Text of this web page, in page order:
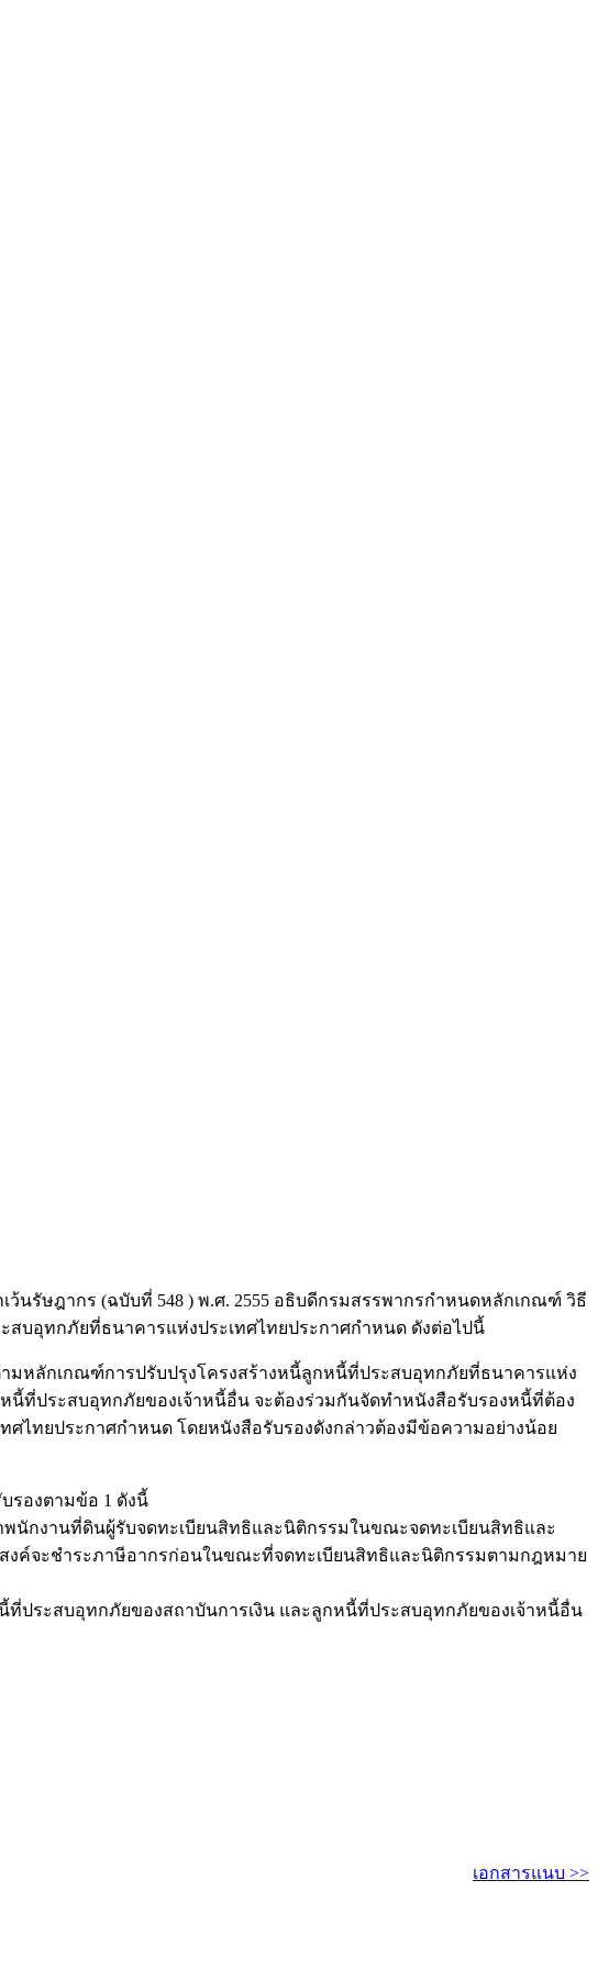
ฎากร (ฉบับที่ 548 ) พ.ศ. 2555 อธิบดีกรมสรรพากรกำหนดหลักเกณฑ์ วิธี
บอุทกภัยที่ธนาคารแห่งประเทศไทยประกาศกำหนด ดังต่อไปนี้
มหลักเกณฑ์การปรับปรุงโครงสร้างหนี้ลูกหนี้ที่ประสบอุทกภัยที่ธนาคารแห่ง
นี้ที่ประสบอุทกภัยของเจ้าหนี้อื่น จะต้องร่วมกันจัดทำหนังสือรับรองหนี้ที่ต้อง
ไทยประกาศกำหนด โดยหนังสือรับรองดังกล่าวต้องมีข้อความอย่างน้อย
รองตามข้อ 1 ดังนี้
งานที่ดินผู้รับจดทะเบียนสิทธิและนิติกรรมในขณะจดทะเบียนสิทธิและ
ค์จะชำระภาษีอากรก่อนในขณะที่จดทะเบียนสิทธิและนิติกรรมตามกฎหมาย
ะสบอุทกภัยของสถาบันการเงิน และลูกหนี้ที่ประสบอุทกภัยของเจ้าหนี้อื่น
เอกสารแนบ >>